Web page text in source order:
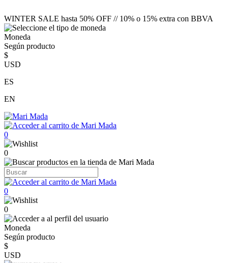
WINTER SALE hasta 50% OFF // 10% o 15% extra con BBVA
Moneda
Según producto
$
USD
ES
EN
0
0
0
0
Moneda
Según producto
$
USD